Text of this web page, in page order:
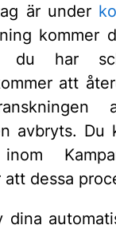
är under
kommer
du har
att
avbryts. Du
dessa
dina